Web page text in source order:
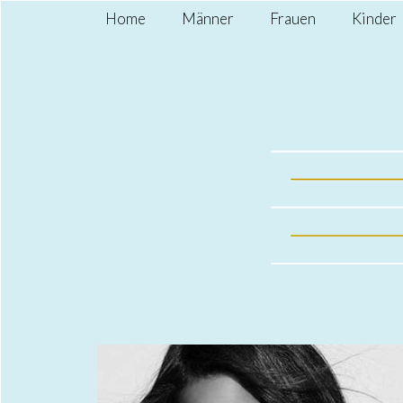
Home Männer Frauen Kinder